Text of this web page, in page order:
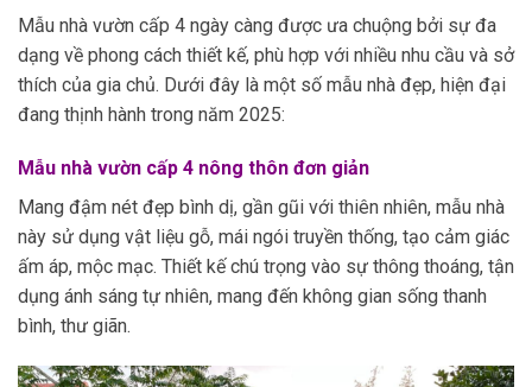
Mẫu nhà vườn cấp 4 ngày càng được ưa chuộng bởi sự đa
dạng về phong cách thiết kế, phù hợp với nhiều nhu cầu và sở
thích của gia chủ. Dưới đây là một số mẫu nhà đẹp, hiện đại
đang thịnh hành trong năm 2025:
Mẫu nhà vườn cấp 4 nông thôn đơn giản
Mang đậm nét đẹp bình dị, gần gũi với thiên nhiên, mẫu nhà
này sử dụng vật liệu gỗ, mái ngói truyền thống, tạo cảm giác
ấm áp, mộc mạc. Thiết kế chú trọng vào sự thông thoáng, tận
dụng ánh sáng tự nhiên, mang đến không gian sống thanh
bình, thư giãn.